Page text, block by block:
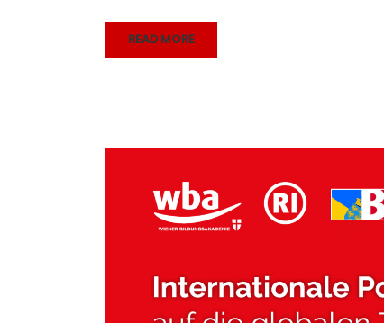
READ MORE